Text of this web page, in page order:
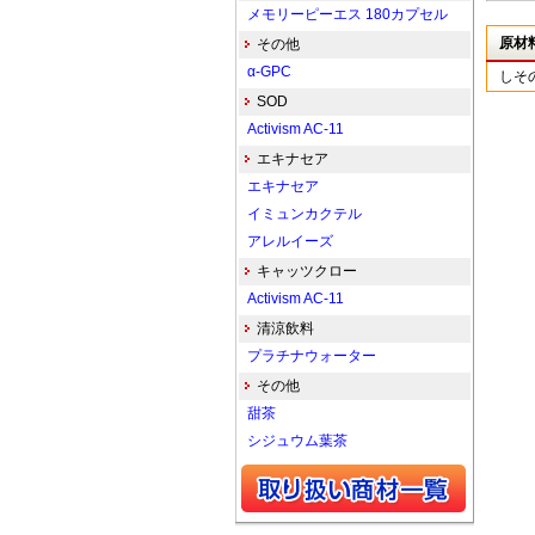
原材
しそ
メモリーピーエス 180カプセル
その他
α-GPC
SOD
Activism AC-11
エキナセア
エキナセア
イミュンカクテル
アレルイーズ
キャッツクロー
Activism AC-11
清涼飲料
プラチナウォーター
その他
甜茶
シジュウム葉茶